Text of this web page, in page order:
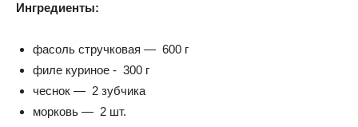
Ингредиенты:
фасоль стручковая — 600 г
филе куриное - 300 г
чеснок — 2 зубчика
морковь — 2 шт.